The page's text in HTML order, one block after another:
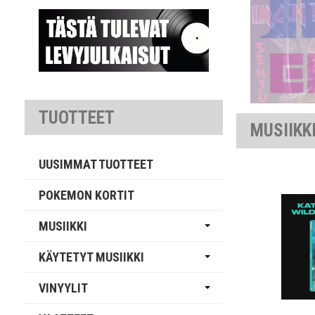
TUOTTEET
UUSIMMAT TUOTTEET
POKEMON KORTIT
MUSIIKKI
KÄYTETYT MUSIIKKI
VINYYLIT